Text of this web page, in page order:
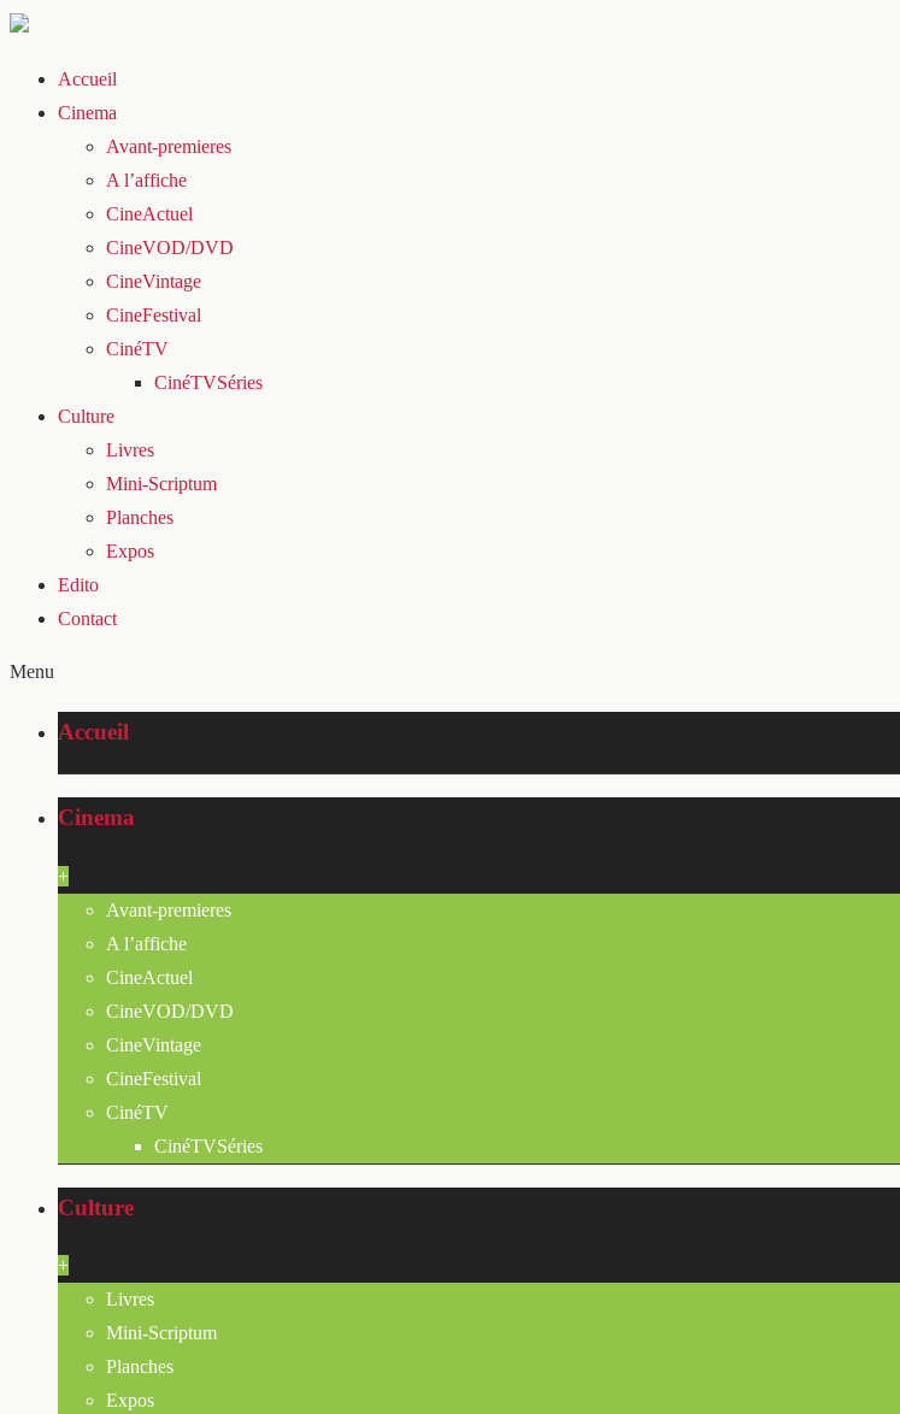
Accueil
Cinema
Avant-premieres
A l’affiche
CineActuel
CineVOD/DVD
CineVintage
CineFestival
CinéTV
CinéTVSéries
Culture
Livres
Mini-Scriptum
Planches
Expos
Edito
Contact
Menu
Accueil
Cinema
+
Avant-premieres
A l’affiche
CineActuel
CineVOD/DVD
CineVintage
CineFestival
CinéTV
CinéTVSéries
Culture
+
Livres
Mini-Scriptum
Planches
Expos